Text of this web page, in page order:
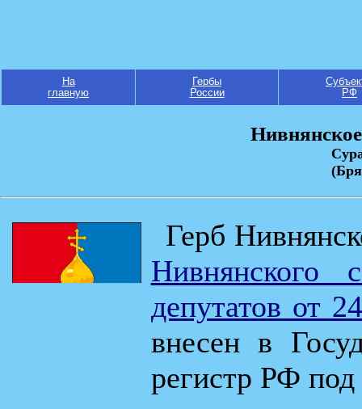
На
главную
Гербы
России
РФ
Нивнянское
Герб
Нивнянского
депутатов от
внесен в
регистр РФ